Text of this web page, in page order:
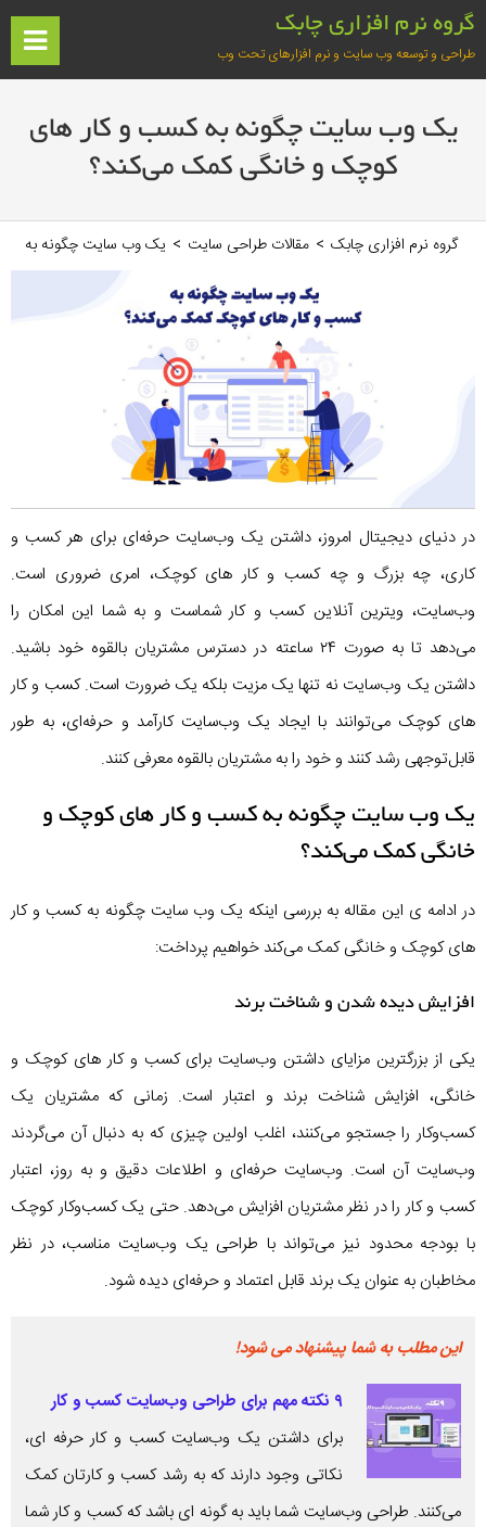
رفتن
محتوا
گروه نرم افزاری چابک
طراحی و توسعه وب سایت و نرم افزارهای تحت وب
یک وب سایت چگونه به کسب و کار های
کوچک و خانگی کمک می‌کند؟
گروه نرم افزاری چابک > مقالات طراحی سایت > یک وب سایت چگونه به
در دنیای دیجیتال امروز، داشتن یک وب‌سایت حرفه‌ای برای هر کسب‌ و
کاری، چه بزرگ و چه کسب و کار های کوچک، امری ضروری است.
وب‌سایت، ویترین آنلاین کسب‌ و کار شماست و به شما این امکان را
می‌دهد تا به صورت ۲۴ ساعته در دسترس مشتریان بالقوه خود باشید.
داشتن یک وب‌سایت نه تنها یک مزیت بلکه یک ضرورت است. کسب و کار
های کوچک می‌توانند با ایجاد یک وب‌سایت کارآمد و حرفه‌ای، به طور
قابل‌توجهی رشد کنند و خود را به مشتریان بالقوه معرفی کنند.
یک وب سایت چگونه به کسب و کار های کوچک و
خانگی کمک می‌کند؟
در ادامه ی این مقاله به بررسی اینکه یک وب سایت چگونه به کسب و کار
های کوچک و خانگی کمک می‌کند خواهیم پرداخت:
افزایش دیده شدن و شناخت برند
یکی از بزرگترین مزایای داشتن وب‌سایت برای کسب و کار های کوچک و
خانگی، افزایش شناخت برند و اعتبار است. زمانی که مشتریان یک
کسب‌وکار را جستجو می‌کنند، اغلب اولین چیزی که به دنبال آن می‌گردند
وب‌سایت آن است. وب‌سایت حرفه‌ای و اطلاعات دقیق و به‌ روز، اعتبار
کسب‌ و کار را در نظر مشتریان افزایش می‌دهد. حتی یک کسب‌وکار کوچک
با بودجه محدود نیز می‌تواند با طراحی یک وب‌سایت مناسب، در نظر
مخاطبان به عنوان یک برند قابل اعتماد و حرفه‌ای دیده شود.
این مطلب به شما پیشنهاد می شود!
۹ نکته مهم برای طراحی وب‌سایت کسب‌ و کار
برای داشتن یک وب‌سایت کسب و کار حرفه ای،
نکاتی وجود دارند که به رشد کسب و کارتان کمک
می‌کنند. طراحی وب‌سایت شما باید به گونه ای باشد که کسب و کار شما